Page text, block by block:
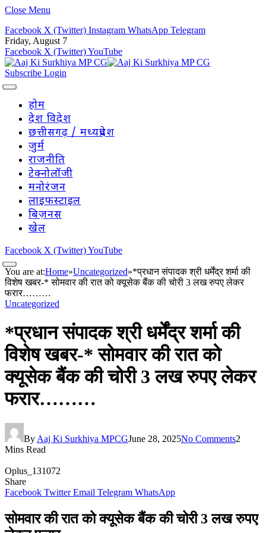
Close Menu
Facebook X (Twitter) Instagram WhatsApp Telegram
Friday, August 7
Facebook X (Twitter)YouTube
Subscribe Login
होम
देश विदेश
छत्तीसगढ़ / मध्यप्रदेश
जुर्म
राजनीति
टेक्नोलॉजी
मनोरंजन
लाइफस्टाइल
बिज़नस
खेल
Facebook X (Twitter)YouTube
You are at:Home»Uncategorized»*प्रधान संपादक श्री धर्मेंद्र शर्मा की
विशेष खबर-* सोमवार की रात को क्यूसेक बैंक की चोरी 3 लख रुपए लेकर
फरार………
Uncategorized
*प्रधान संपादक श्री धर्मेंद्र शर्मा की
विशेष खबर-* सोमवार की रात को
क्यूसेक बैंक की चोरी 3 लख रुपए लेकर
फरार………
By Aaj Ki Surkhiya MPCGJune 28, 2025No Comments2
Mins Read
Oplus_131072
Share
Facebook Twitter Email Telegram WhatsApp
सोमवार की रात को क्यूसेक बैंक की चोरी 3 लख रुपए